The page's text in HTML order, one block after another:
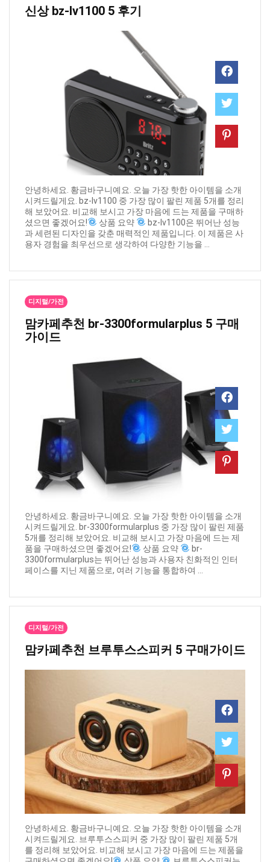
신상 ​bz-lv1100 5 후기
안녕하세요. 황금바구니예요. 오늘 가장 핫한 아이템을 소개
시켜드릴게요. bz-lv1100 중 가장 많이 팔린 제품 5개를 정리
해 보았어요. 비교해 보시고 가장 마음에 드는 제품을 구매하
셨으면 좋겠어요!
상품 요약
bz-lv1100은 뛰어난 성능
과 세련된 디자인을 갖춘 매력적인 제품입니다. 이 제품은 사
용자 경험을 최우선으로 생각하여 다양한 기능을 ...
디지털/가전
맘카페추천 ​br-3300formularplus 5 구매
가이드
안녕하세요. 황금바구니예요. 오늘 가장 핫한 아이템을 소개
시켜드릴게요. br-3300formularplus 중 가장 많이 팔린 제품
5개를 정리해 보았어요. 비교해 보시고 가장 마음에 드는 제
품을 구매하셨으면 좋겠어요!
상품 요약
br-
3300formularplus는 뛰어난 성능과 사용자 친화적인 인터
페이스를 지닌 제품으로, 여러 기능을 통합하여 ...
디지털/가전
맘카페추천 ​브루투스스피커 5 구매가이드
안녕하세요. 황금바구니예요. 오늘 가장 핫한 아이템을 소개
시켜드릴게요. 브루투스스피커 중 가장 많이 팔린 제품 5개
를 정리해 보았어요. 비교해 보시고 가장 마음에 드는 제품을